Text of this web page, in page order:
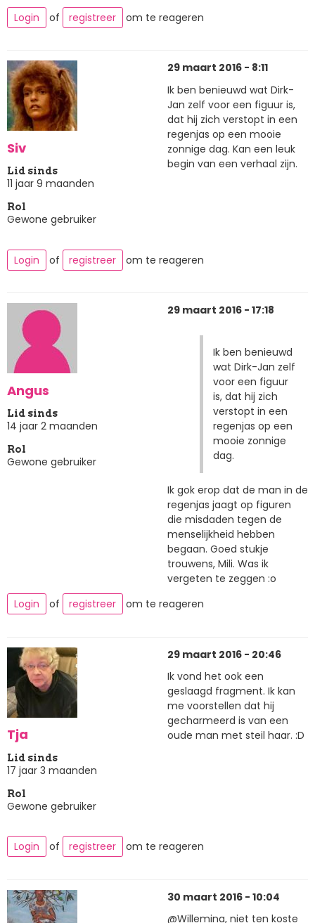
Login
of registreer om te reageren
Siv
Lid sinds
11 jaar 9 maanden
Rol
Gewone gebruiker
29 maart 2016 - 8:11
Ik ben benieuwd wat Dirk-
Jan zelf voor een figuur is,
dat hij zich verstopt in een
regenjas op een mooie
zonnige dag. Kan een leuk
begin van een verhaal zijn.
Login of registreer om te reageren
Angus
Lid sinds
14 jaar 2 maanden
Rol
Gewone gebruiker
29 maart 2016 - 17:18
Ik ben benieuwd
wat Dirk-Jan zelf
voor een figuur
is, dat hij zich
verstopt in een
regenjas op een
mooie zonnige
dag.
Ik gok erop dat de man in de
regenjas jaagt op figuren
die misdaden tegen de
menselijkheid hebben
begaan. Goed stukje
trouwens, Mili. Was ik
vergeten te zeggen :o
Login
of registreer om te reageren
Tja
Lid sinds
17 jaar 3 maanden
Rol
Gewone gebruiker
29 maart 2016 - 20:46
Ik vond het ook een
geslaagd fragment. Ik kan
me voorstellen dat hij
gecharmeerd is van een
oude man met steil haar. :D
Login of registreer om te reageren
30 maart 2016 - 10:04
@Willemina, niet ten koste